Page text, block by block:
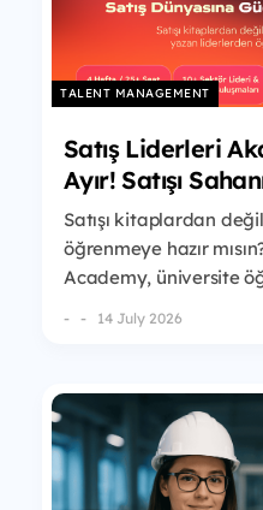
TALENT MANAGEMENT
Satış Liderleri
Ayır! Satışı
Satışı kitaplardan
öğrenmeye hazır
Academy, üniversite
- 14 July 2026